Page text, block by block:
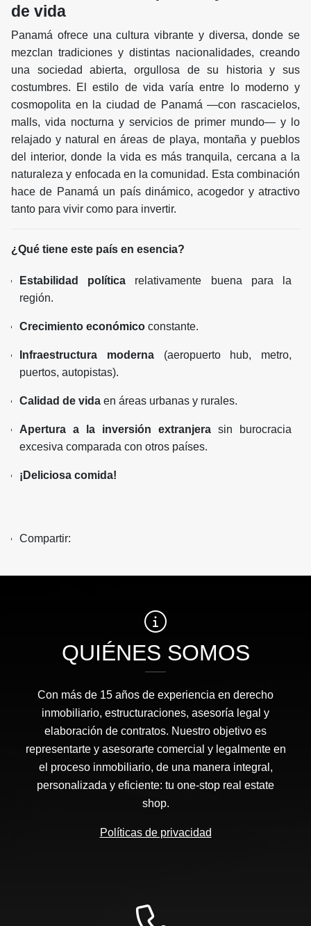
de vida
Panamá ofrece una cultura vibrante y diversa, donde se
mezclan tradiciones y distintas nacionalidades, creando
una sociedad abierta, orgullosa de su historia y sus
costumbres. El estilo de vida varía entre lo moderno y
cosmopolita en la ciudad de Panamá —con rascacielos,
malls, vida nocturna y servicios de primer mundo— y lo
relajado y natural en áreas de playa, montaña y pueblos
del interior, donde la vida es más tranquila, cercana a la
naturaleza y enfocada en la comunidad. Esta combinación
hace de Panamá un país dinámico, acogedor y atractivo
tanto para vivir como para invertir.
¿Qué tiene este país en esencia?
Estabilidad política relativamente buena para la
región.
Crecimiento económico constante.
Infraestructura moderna(aeropuerto hub, metro,
puertos, autopistas).
Calidad de vida en áreas urbanas y rurales.
Apertura a la inversión extranjera sin burocracia
excesiva comparada con otros países.
¡Deliciosa comida!
Compartir:
QUIÉNES SOMOS
Con más de 15 años de experiencia en derecho
inmobiliario, estructuraciones, asesoría legal y
elaboración de contratos. Nuestro objetivo es
representarte y asesorarte comercial y legalmente en
el proceso inmobiliario, de una manera integral,
personalizada y eficiente: tu one-stop real estate
shop.
Políticas de privacidad